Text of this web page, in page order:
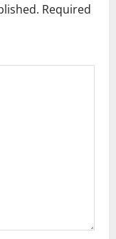
Required